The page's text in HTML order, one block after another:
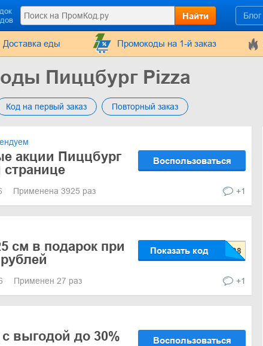
Найти Блог
Доставка еды Промокоды на 1-й заказ
Пиццбург Pizza
Код на первый заказ Повторный заказ
акции Пиццбург
странице
Воспользоваться
Применена 3925 раз +1
см в подарок при
Показать код
Применен 27 раз +1
выгодой до 30% Воспользоваться